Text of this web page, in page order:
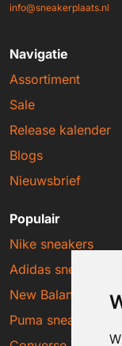
info@sneakerplaats.nl
Navigatie
Assortiment
Sale
Release kalender
Blogs
Nieuwsbrief
Populair
Nike sneakers
Adidas sneakers
New Balance
Puma sneakers